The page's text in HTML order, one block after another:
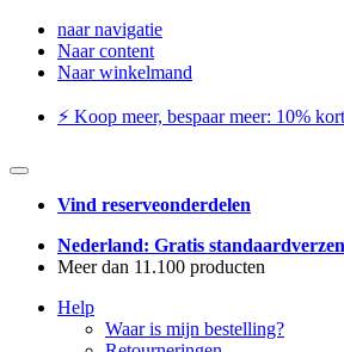
naar navigatie
Naar content
Naar winkelmand
⚡️ Koop meer, bespaar meer: ​​10%
Vind reserveonderdelen
Nederland: Gratis
Meer dan 11.100 producten
Help
Waar is mijn bestelling?